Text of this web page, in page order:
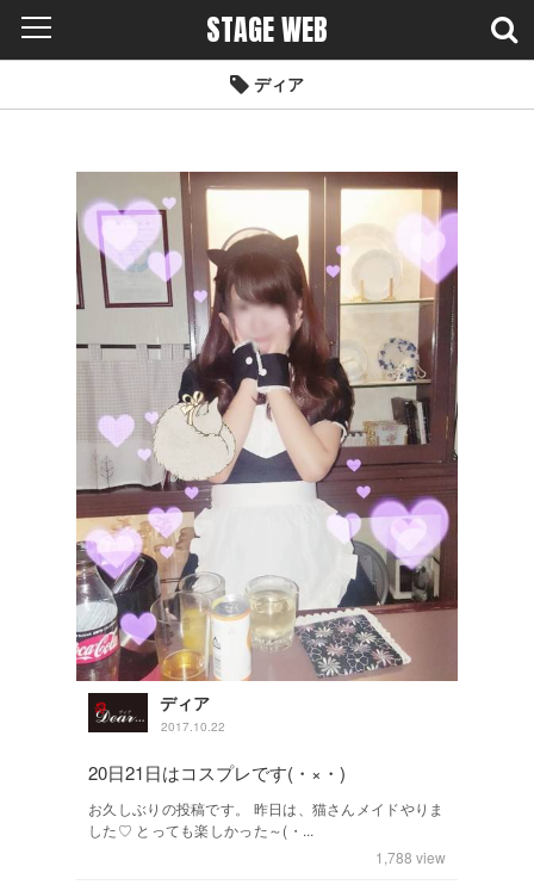
STAGE WEB
ディア
ディア
2017.10.22
20日21日はコスプレです(・×・)
お久しぶりの投稿です。 昨日は、猫さんメイドやりま
した♡ とっても楽しかった～(・...
1,788 view